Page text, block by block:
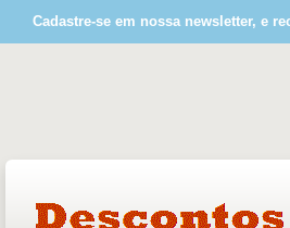
Cadastre-se em nossa newsletter, e